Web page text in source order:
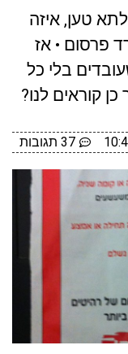
טען, איזה
פרסום • אז
בלי כל
כן קוראים לנו?
37 תגובות